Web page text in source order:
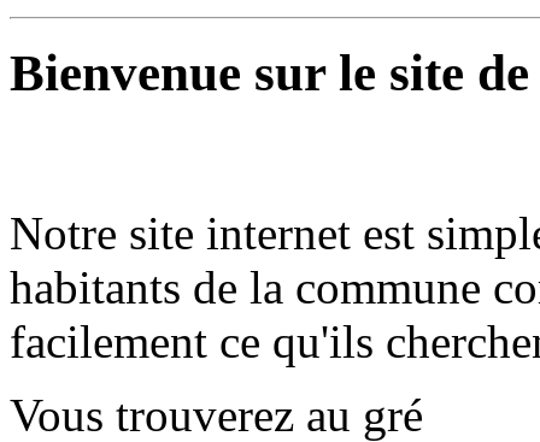
Bienvenue sur le site
Notre site internet est
habitants de la commune
facilement ce qu'ils
Vous trouverez au gré